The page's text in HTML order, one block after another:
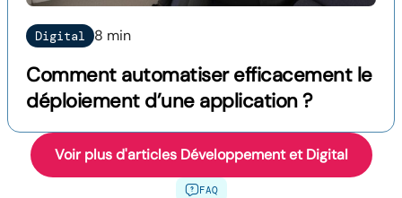
Digital 8 min
Comment automatiser efficacement le
déploiement d’une application ?
Voir plus d'articles Développement et Digital
FAQ